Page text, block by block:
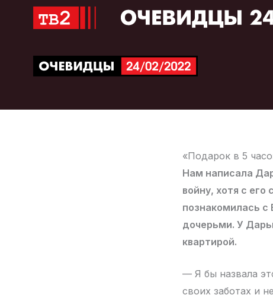
Перейти
«Подарок в 5
Нам написала
войну, хотя с
познакомилась с
дочерьми. У
квартирой.
— Я бы назвала
своих заботах и